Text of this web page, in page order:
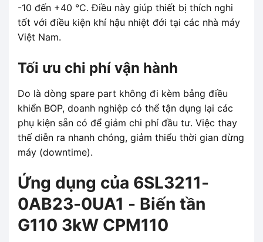
-10 đến +40 °C. Điều này giúp thiết bị thích nghi
tốt với điều kiện khí hậu nhiệt đới tại các nhà máy
Việt Nam.
Tối ưu chi phí vận hành
Do là dòng spare part không đi kèm bảng điều
khiển BOP, doanh nghiệp có thể tận dụng lại các
phụ kiện sẵn có để giảm chi phí đầu tư. Việc thay
thế diễn ra nhanh chóng, giảm thiểu thời gian dừng
máy (downtime).
Ứng dụng của 6SL3211-
0AB23-0UA1 - Biến tần
G110 3kW CPM110